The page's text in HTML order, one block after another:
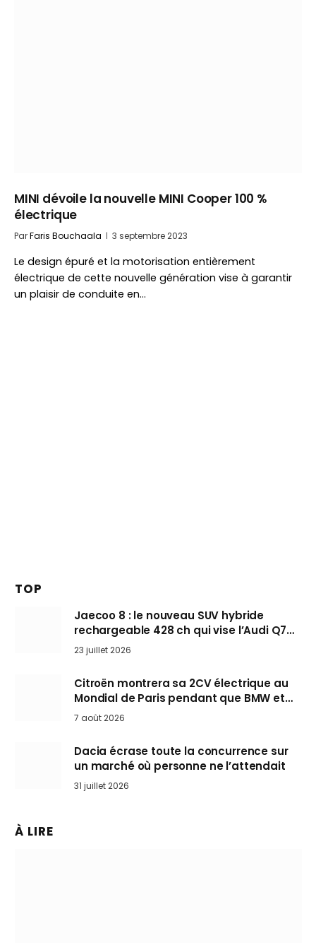
MINI dévoile la nouvelle MINI Cooper 100 %
électrique
ParFaris Bouchaala 3 septembre 2023
Le design épuré et la motorisation entièrement
électrique de cette nouvelle génération vise à garantir
un plaisir de conduite en…
TOP
Jaecoo 8 : le nouveau SUV hybride
rechargeable 428 ch qui vise l’Audi Q7
arrive en Europe cet automne
23 juillet 2026
Citroën montrera sa 2CV électrique au
Mondial de Paris pendant que BMW et
Mini désertent le salon
7 août 2026
Dacia écrase toute la concurrence sur
un marché où personne ne l’attendait
31 juillet 2026
À LIRE